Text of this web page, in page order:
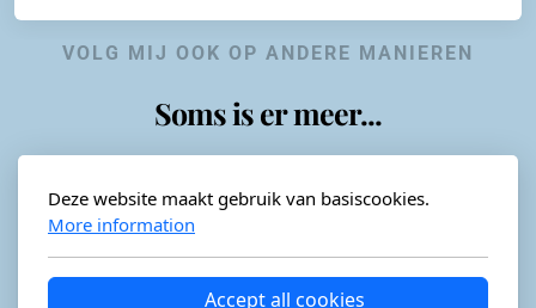
VOLG MIJ OOK OP ANDERE MANIEREN
Soms is er meer...
Horeca-advies
Deze website maakt gebruik van basiscookies.
More information
Accept all cookies